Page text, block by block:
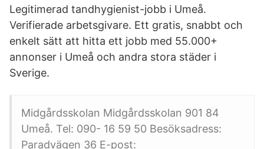
Legitimerad tandhygienist-jobb i Umeå.
Verifierade arbetsgivare. Ett gratis, snabbt och
enkelt sätt att hitta ett jobb med 55.000+
annonser i Umeå och andra stora städer i
Sverige.
Midgårdsskolan Midgårdsskolan 901 84
Umeå. Tel: 090- 16 59 50 Besöksadress:
Paradvägen 36 E-post: